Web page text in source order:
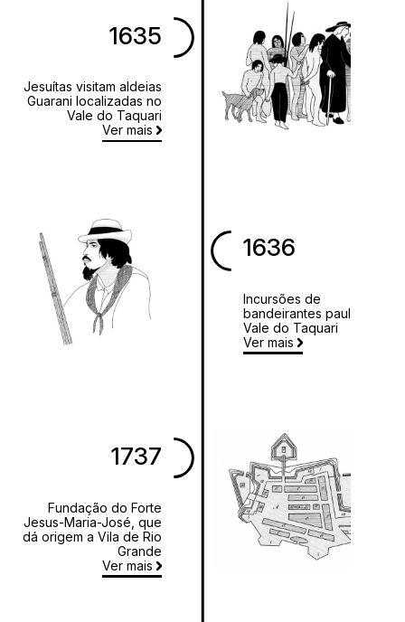
Jesuítas visitam aldeias
Guarani localizadas no
Vale do Taquari
Ver mais
1635
Incursões de
bandeirantes paulistas no
Vale do Taquari
Ver mais
1636
Fundação do Forte
Jesus-Maria-José, que
dá origem a Vila de Rio
Grande
Ver mais
1737